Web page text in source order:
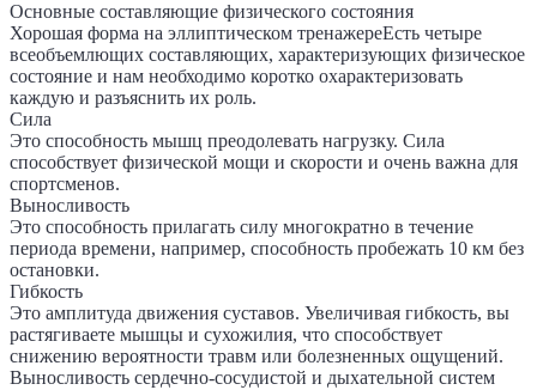
Основные составляющие физического состояния
Хорошая форма на эллиптическом тренажереЕсть четыре
всеобъемлющих составляющих, характеризующих физическое
состояние и нам необходимо коротко охарактеризовать
каждую и разъяснить их роль.
Сила
Это способность мышц преодолевать нагрузку. Сила
способствует физической мощи и скорости и очень важна для
спортсменов.
Выносливость
Это способность прилагать силу многократно в течение
периода времени, например, способность пробежать 10 км без
остановки.
Гибкость
Это амплитуда движения суставов. Увеличивая гибкость, вы
растягиваете мышцы и сухожилия, что способствует
снижению вероятности травм или болезненных ощущений.
Выносливость сердечно-сосудистой и дыхательной систем